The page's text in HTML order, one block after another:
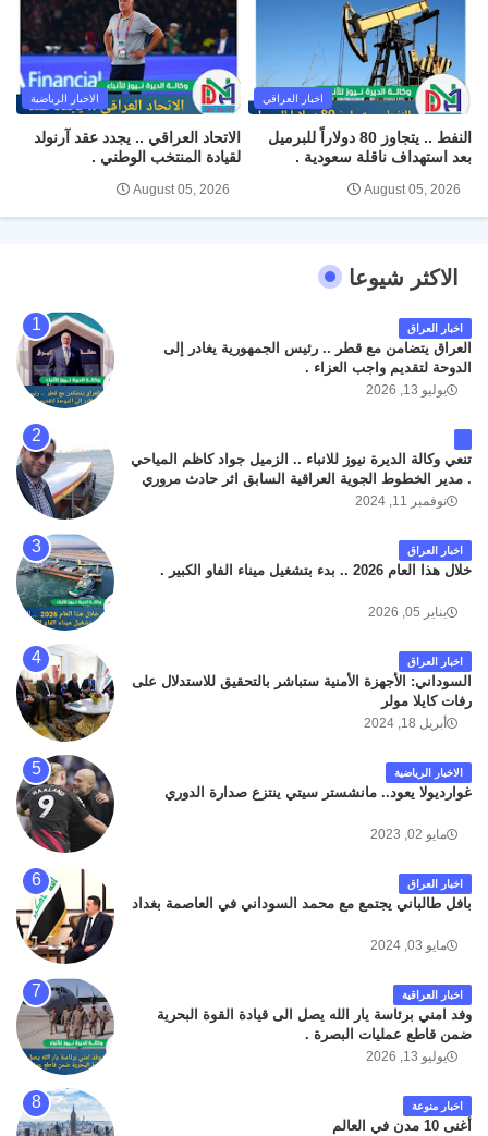
اخبار العراقي
النفط .. يتجاوز 80 دولاراً للبرميل
بعد استهداف ناقلة سعودية .
August 05, 2026
الاخبار الرياضية
الاتحاد العراقي .. يجدد عقد آرنولد
لقيادة المنتخب الوطني .
August 05, 2026
الاكثر شيوعا
اخبار العراق
العراق يتضامن مع قطر .. رئيس الجمهورية يغادر إلى
الدوحة لتقديم واجب العزاء .
يوليو 13, 2026
تنعي وكالة الديرة نيوز للانباء .. الزميل جواد كاظم المياحي
. مدير الخطوط الجوية العراقية السابق اثر حادث مروري
داخل مطار البصرة الدولي اليوم الاثنين على الطريق
كان سبب الحادث يعود لتصادم عجلته مع عجلة نوع كيا بنكو
تابعة لشركة الهلال الماسكة لإعمار مطار البصرة الدولي .
سائلين الله عز وجل ان يتغمد الفقيد بواسع رحمته ، و انا
نوفمبر 11, 2024
اخبار العراق
خلال هذا العام 2026 .. بدء بتشغيل ميناء الفاو الكبير .
يناير 05, 2026
اخبار العراق
السوداني: الأجهزة الأمنية ستباشر بالتحقيق للاستدلال على
رفات كايلا مولر
أبريل 18, 2024
الاخبار الرياضية
غوارديولا يعود.. مانشستر سيتي ينتزع صدارة الدوري
مايو 02, 2023
اخبار العراق
بافل طالباني يجتمع مع محمد السوداني في العاصمة بغداد
مايو 03, 2024
اخبار العراقية
وفد امني برئاسة يار الله يصل الى قيادة القوة البحرية
ضمن قاطع عمليات البصرة .
يوليو 13, 2026
اخبار منوعة
أغنى 10 مدن في العالم